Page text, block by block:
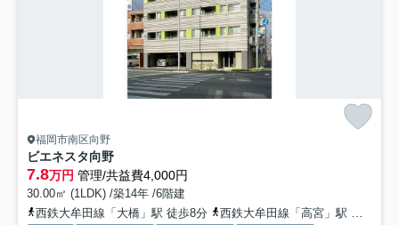
福岡市南区向野
ビエネスタ向野
7.8万円 管理/共益費4,000円
30.00㎡ (1LDK) /築14年 /6階建
西鉄大牟田線「大橋」駅 徒歩8分
西鉄大牟田線「高宮」駅 徒歩11分